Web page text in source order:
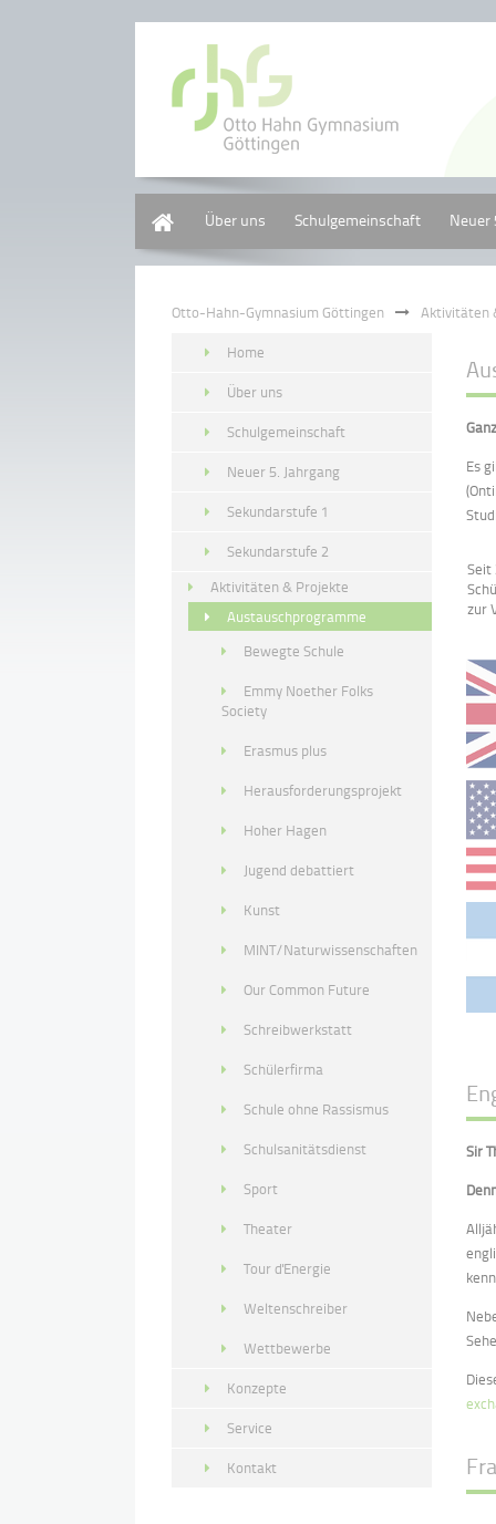
Über uns Schulgemeinschaft Neuer
Otto-Hahn-Gymnasium Göttingen Aktivitäten
Es
Seit
zur
Sir
Home
Über uns
Schulgemeinschaft
Neuer 5. Jahrgang
Sekundarstufe 1
Sekundarstufe 2
Aktivitäten & Projekte
Austauschprogramme
Bewegte Schule
Emmy Noether Folks
Society
Erasmus plus
Herausforderungsprojekt
Hoher Hagen
Jugend debattiert
Kunst
MINT/Naturwissenschaften
Our Common Future
Schreibwerkstatt
Schülerfirma
Schule ohne Rassismus
Schulsanitätsdienst
Sport
Theater
Tour d'Energie
Weltenschreiber
Wettbewerbe
Konzepte
Service
Kontakt